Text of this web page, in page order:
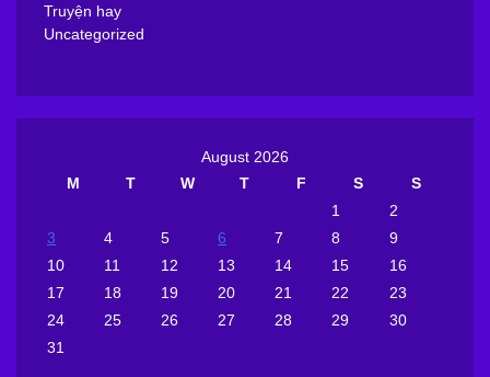
Truyện hay
Uncategorized
August 2026
M
T W T F S
S
1
2
3
4 5 6 7 8
9
10
11 12 13 14 15
16
17
18 19 20 21 22
23
24
25 26 27 28 29
30
31